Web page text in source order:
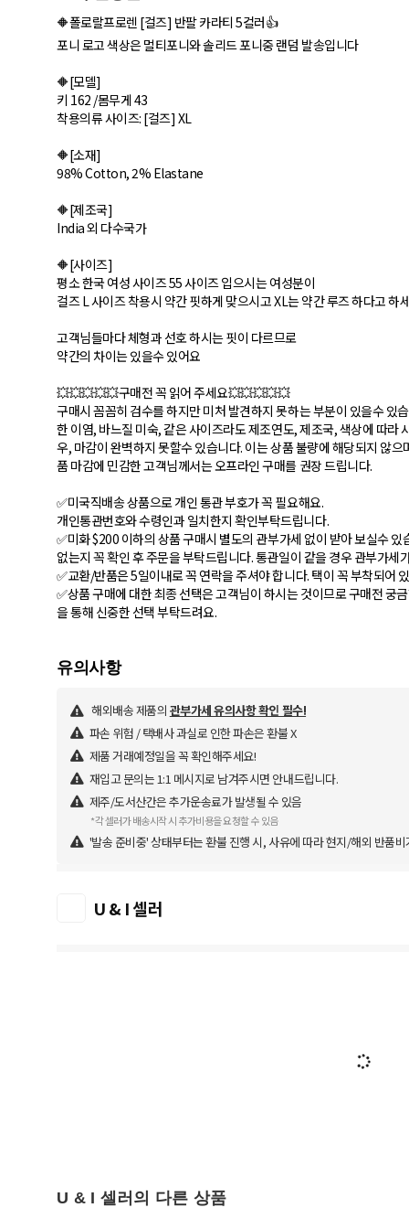
🔶폴로랄프로렌 [걸즈] 반팔 카라티 5컬러👍
포니 로고 색상은 멀티포니와 솔리드 포니중 랜덤 발송입니다
🔶[모델]
키 162 /몸무게 43
착용의류 사이즈: [걸즈] XL
🔶[소재]
98% Cotton, 2% Elastane
🔶[제조국]
India 외 다수국가
🔶[사이즈]
평소 한국 여성 사이즈 55 사이즈 입으시는 여성분이
걸즈 L 사이즈 착용시 약간 핏하게 맞으시고 XL는 약간 루즈 하다고 하
고객님들마다 체형과 선호 하시는 핏이 다르므로
약간의 차이는 있을수 있어요
💥💥💥💥💥구매전 꼭 읽어 주세요💥💥💥💥💥
구매시 꼼꼼히 검수를 하지만 미처 발견하지 못하는 부분이 있을수 있
한 이염, 바느질 미숙, 같은 사이즈라도 제조연도, 제조국, 색상에 따라
우, 마감이 완벽하지 못할수 있습니다. 이는 상품 불량에 해당되지 않
품 마감에 민감한 고객님께서는 오프라인 구매를 권장 드립니다.
✅미국직배송 상품으로 개인 통관 부호가 꼭 필요해요.
개인통관번호와 수령인과 일치한지 확인부탁드립니다.
✅미화 $200 이하의 상품 구매시 별도의 관부가세 없이 받아 보실수
없는지 꼭 확인 후 주문을 부탁드립니다. 통관일이 같을 경우 관부가세
✅교환/반품은 5일이내로 꼭 연락을 주셔야 합니다. 택이 꼭 부착되어
✅상품 구매에 대한 최종 선택은 고객님이 하시는 것이므로 구매전 궁
을 통해 신중한 선택 부탁드려요.
유의사항
해외배송 제품의 관부가세 유의사항 확인 필수!
파손 위험 / 택배사 과실로 인한 파손은 환불 X
제품 거래예정일을 꼭 확인해주세요!
재입고 문의는 1:1 메시지로 남겨주시면 안내드립니다.
제주/도서산간은 추가운송료가 발생될 수 있음
*각 셀러가 배송시작 시 추가비용을 요청할 수 있음
'발송 준비중' 상태부터는 환불 진행 시, 사유에 따라 현지/해외 반품
U & I 셀러
U & I 셀러의 다른 상품